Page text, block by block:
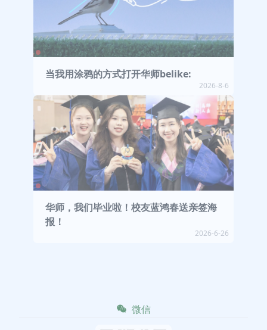
当我用涂鸦的方式打开华师belike:
2026-8-6
华师，我们毕业啦！校友蓝鸿春送亲签海
报！
2026-6-26
微信